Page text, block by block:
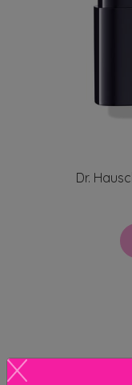
Dr.